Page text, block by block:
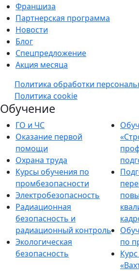
Франшиза
Партнерская программа
Новости
Блог
Спецпредложение
Акция месяца
Политика обработки
Политика cookie
Обучение
ГО и ЧС
Оказание первой
помощи
Охрана труда
Курсы обучения по
промбезопасности
Электробезопасность
Радиационная
безопасность и
радиационный контроль
Экологическая
безопасность
по